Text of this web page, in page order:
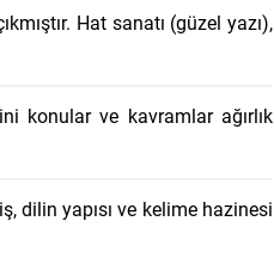
Hat sanatı (güzel yazı),
konular ve kavramlar ağırlık
dilin yapısı ve kelime hazinesi